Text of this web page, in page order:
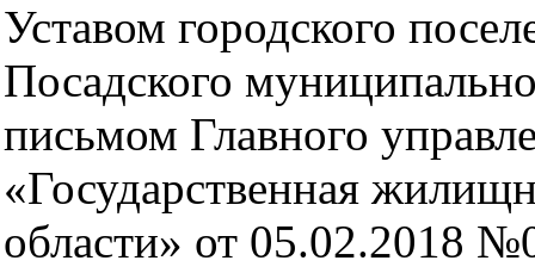
Уставом городского
Посадского
письмом Главного
«Государственная
области» от 05.02.2018